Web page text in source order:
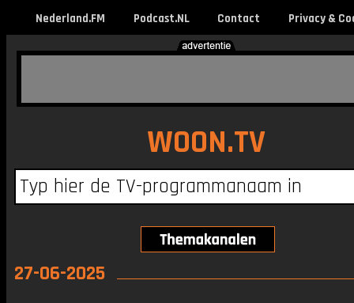
Nederland.FM Podcast.NL Contact Privacy &
WOON.TV
27-06-2025